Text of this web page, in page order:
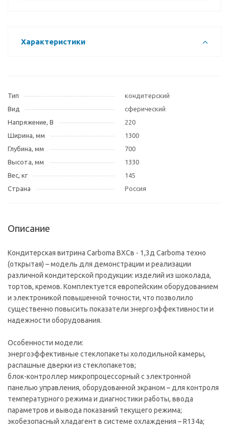
Характеристики
Тип
кондитерский
Вид
сферический
Напряжение, В
220
Ширина, мм
1300
Глубина, мм
700
Высота, мм
1330
Вес, кг
145
Страна
Россия
Описание
Кондитерская витрина Сarboma ВХСв - 1,3д Carboma техно
(открытая) – модель для демонстрации и реализации
различной кондитерской продукции: изделий из шоколада,
тортов, кремов. Комплектуется европейским оборудованием
и электроникой повышенной точности, что позволило
существенно повысить показатели энергоэффективности и
надежности оборудования.
Особенности модели:
энергоэффективные стеклопакеты холодильной камеры,
распашные дверки из стеклопакетов;
блок-контроллер микропроцессорный с электронной
панелью управления, оборудованной экраном – для контроля
температурного режима и диагностики работы, ввода
параметров и вывода показаний текущего режима;
экобезопасный хладагент в системе охлаждения – R134a;